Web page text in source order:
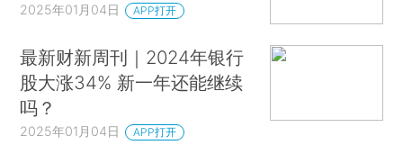
2025年01月04日 APP打开
最新财新周刊｜2024年银行
股大涨34% 新一年还能继续
吗？
2025年01月04日 APP打开